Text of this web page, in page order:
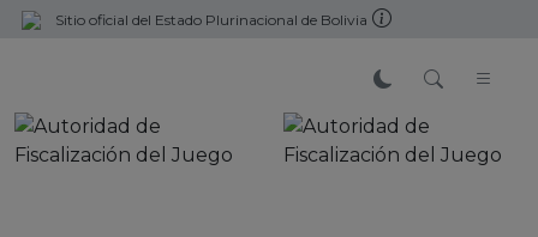
Sitio oficial del Estado Plurinacional de Bolivia